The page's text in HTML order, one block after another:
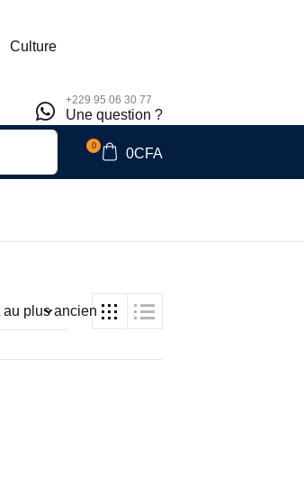
Culture
+229 95 06 30 77
Une question ?
0
0CFA
plus ancien